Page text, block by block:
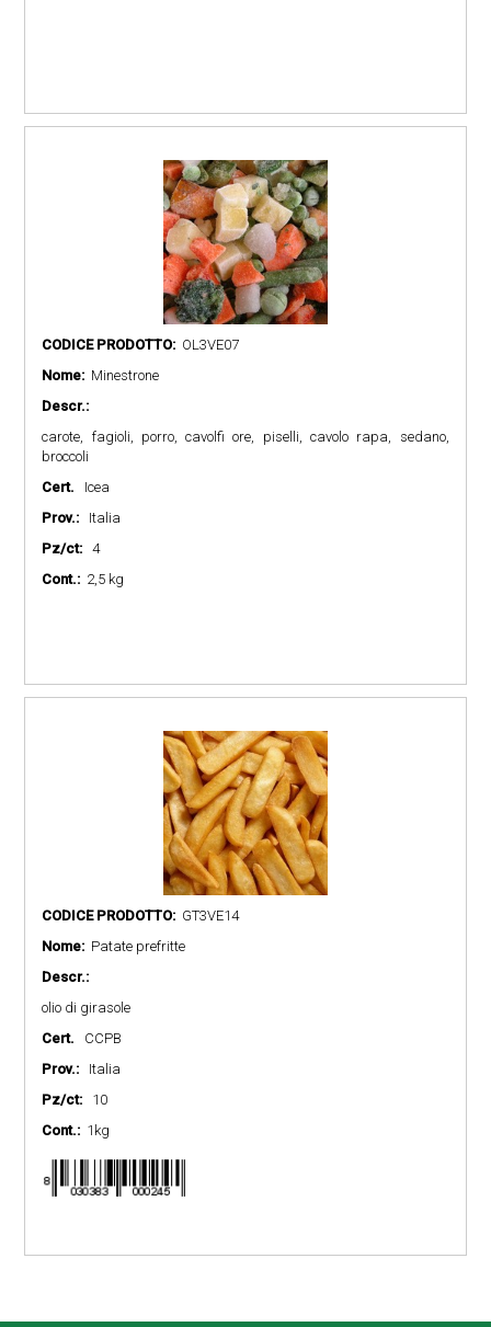
CODICE PRODOTTO: OL3VE07
Nome: Minestrone
Descr.:
carote, fagioli, porro, cavolfi ore, piselli, cavolo rapa, sedano,
broccoli
Cert. Icea
Prov.: Italia
Pz/ct: 4
Cont.: 2,5 kg
CODICE PRODOTTO: GT3VE14
Nome: Patate prefritte
Descr.:
olio di girasole
Cert. CCPB
Prov.: Italia
Pz/ct: 10
Cont.: 1kg